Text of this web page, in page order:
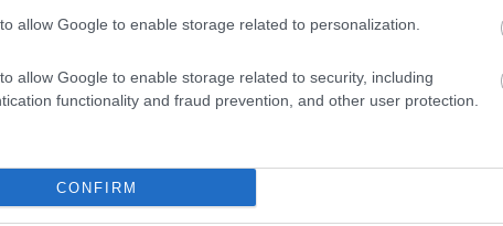
allow Google to enable storage related to personalization.
allow Google to enable storage related to security, including
functionality and fraud prevention, and other user protection.
CONFIRM
Kortyok